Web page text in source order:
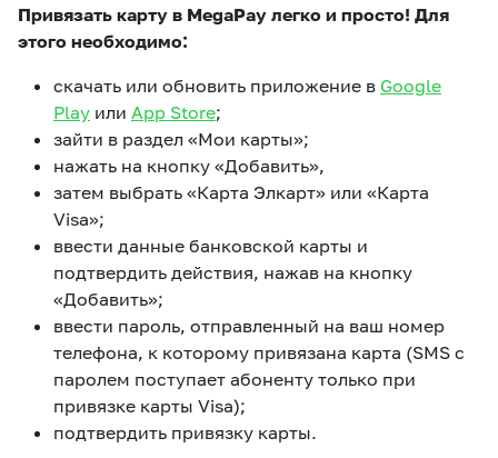
Привязать карту в MegaPay легко и просто! Для
этого необходимо:
скачать или обновить приложение в Google
Play или App Store;
зайти в раздел «Мои карты»;
нажать на кнопку «Добавить»,
затем выбрать «Карта Элкарт» или «Карта
Visa»;
ввести данные банковской карты и
подтвердить действия, нажав на кнопку
«Добавить»;
ввести пароль, отправленный на ваш номер
телефона, к которому привязана карта (SMS с
паролем поступает абоненту только при
привязке карты Visa);
подтвердить привязку карты.